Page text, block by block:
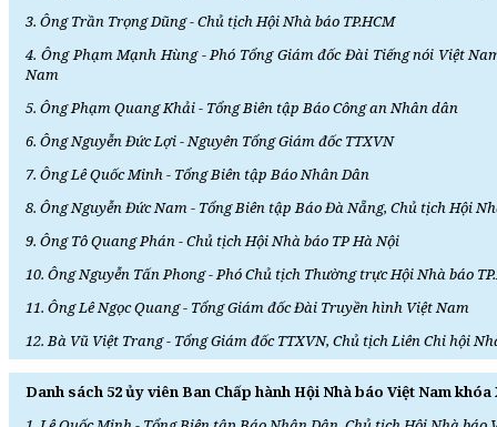
3. Ông Trần Trọng Dũng - Chủ tịch Hội Nhà báo TP.HCM
4. Ông Phạm Mạnh Hùng - Phó Tổng Giám đốc Đài Tiếng nói Việt
Nam
5. Ông Phạm Quang Khải - Tổng Biên tập Báo Công an Nhân dân
6. Ông Nguyễn Đức Lợi - Nguyên Tổng Giám đốc TTXVN
7. Ông Lê Quốc Minh - Tổng Biên tập Báo Nhân Dân
8. Ông Nguyễn Đức Nam - Tổng Biên tập Báo Đà Nẵng, Chủ tịch Hội
9. Ông Tô Quang Phán - Chủ tịch Hội Nhà báo TP Hà Nội
10. Ông Nguyễn Tấn Phong - Phó Chủ tịch Thường trực Hội Nhà báo
11. Ông Lê Ngọc Quang - Tổng Giám đốc Đài Truyền hình Việt Nam
12. Bà Vũ Việt Trang - Tổng Giám đốc TTXVN, Chủ tịch Liên Chi hội
Danh sách 52 ủy viên Ban Chấp hành Hội Nhà báo Việt Nam khóa